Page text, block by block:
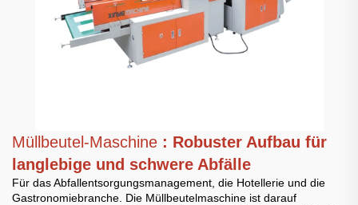
Müllbeutel-Maschine : Robuster Aufbau für
langlebige und schwere Abfälle
Für das Abfallentsorgungsmanagement, die Hotellerie und die
Gastronomiebranche. Die Müllbeutelmaschine ist darauf